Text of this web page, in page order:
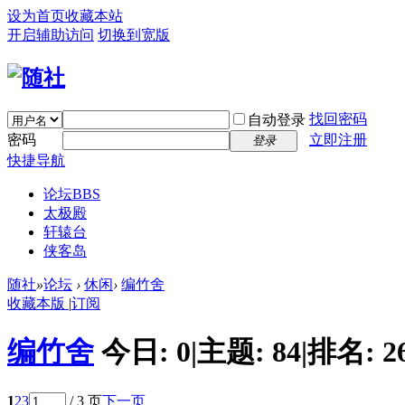
设为首页收藏本站
开启辅助访问 切换到宽版
自动登录 找回密码
密码
登录
立即注册
快捷导航
论坛BBS
太极殿
轩辕台
侠客岛
随社»论坛 › 休闲› 编竹舍
收藏本版 |订阅
编竹舍 今日: 0|主题: 84|排名:
123 / 3 页下一页